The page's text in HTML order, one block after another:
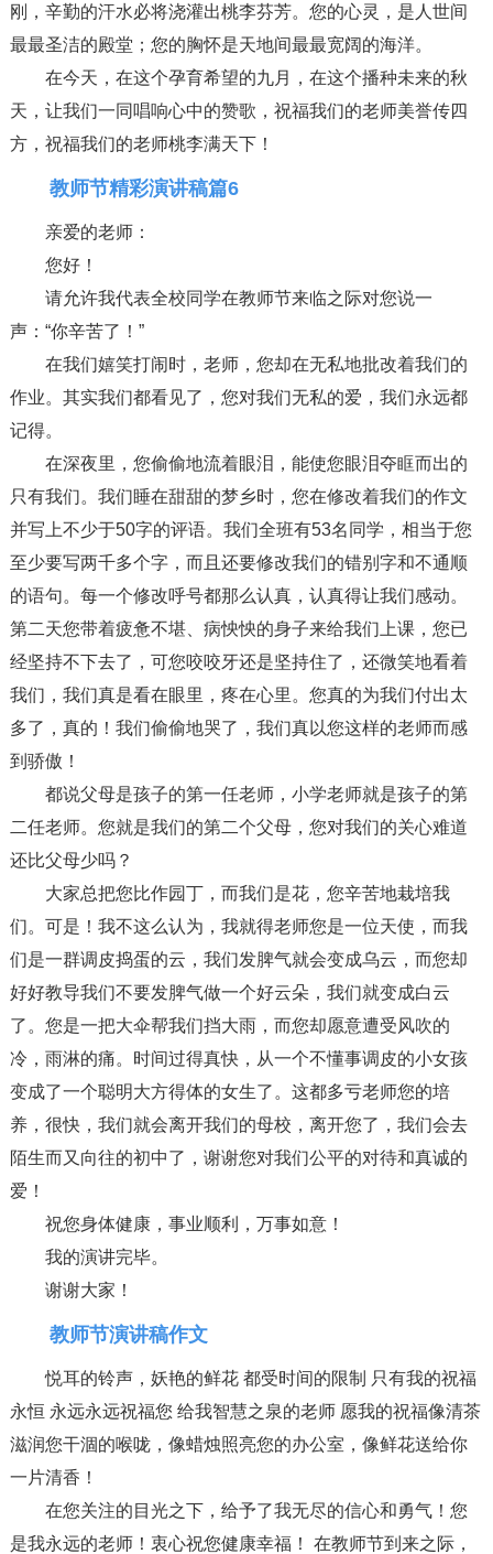
刚，辛勤的汗水必将浇灌出桃李芬芳。您的心灵，是人世间
最最圣洁的殿堂；您的胸怀是天地间最最宽阔的海洋。
在今天，在这个孕育希望的九月，在这个播种未来的秋
天，让我们一同唱响心中的赞歌，祝福我们的老师美誉传四
方，祝福我们的老师桃李满天下！
教师节精彩演讲稿篇6
亲爱的老师：
您好！
请允许我代表全校同学在教师节来临之际对您说一
声：“你辛苦了！”
在我们嬉笑打闹时，老师，您却在无私地批改着我们的
作业。其实我们都看见了，您对我们无私的爱，我们永远都
记得。
在深夜里，您偷偷地流着眼泪，能使您眼泪夺眶而出的
只有我们。我们睡在甜甜的梦乡时，您在修改着我们的作文
并写上不少于50字的评语。我们全班有53名同学，相当于您
至少要写两千多个字，而且还要修改我们的错别字和不通顺
的语句。每一个修改呼号都那么认真，认真得让我们感动。
第二天您带着疲惫不堪、病怏怏的身子来给我们上课，您已
经坚持不下去了，可您咬咬牙还是坚持住了，还微笑地看着
我们，我们真是看在眼里，疼在心里。您真的为我们付出太
多了，真的！我们偷偷地哭了，我们真以您这样的老师而感
到骄傲！
都说父母是孩子的第一任老师，小学老师就是孩子的第
二任老师。您就是我们的第二个父母，您对我们的关心难道
还比父母少吗？
大家总把您比作园丁，而我们是花，您辛苦地栽培我
们。可是！我不这么认为，我就得老师您是一位天使，而我
们是一群调皮捣蛋的云，我们发脾气就会变成乌云，而您却
好好教导我们不要发脾气做一个好云朵，我们就变成白云
了。您是一把大伞帮我们挡大雨，而您却愿意遭受风吹的
冷，雨淋的痛。时间过得真快，从一个不懂事调皮的小女孩
变成了一个聪明大方得体的女生了。这都多亏老师您的培
养，很快，我们就会离开我们的母校，离开您了，我们会去
陌生而又向往的初中了，谢谢您对我们公平的对待和真诚的
爱！
祝您身体健康，事业顺利，万事如意！
我的演讲完毕。
谢谢大家！
教师节演讲稿作文
悦耳的铃声，妖艳的鲜花 都受时间的限制 只有我的祝福
永恒 永远永远祝福您 给我智慧之泉的老师 愿我的祝福像清茶
滋润您干涸的喉咙，像蜡烛照亮您的办公室，像鲜花送给你
一片清香！
在您关注的目光之下，给予了我无尽的信心和勇气！您
是我永远的老师！衷心祝您健康幸福！ 在教师节到来之际，